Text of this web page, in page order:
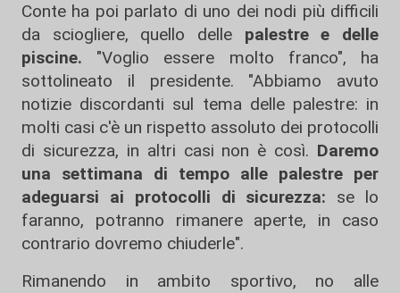
Conte ha poi parlato di uno dei nodi più difficili
da sciogliere, quello delle palestre e delle
piscine. "Voglio essere molto franco", ha
sottolineato il presidente. "Abbiamo avuto
notizie discordanti sul tema delle palestre: in
molti casi c'è un rispetto assoluto dei protocolli
di sicurezza, in altri casi non è così. Daremo
una settimana di tempo alle palestre per
adeguarsi ai protocolli di sicurezza: se lo
faranno, potranno rimanere aperte, in caso
contrario dovremo chiuderle".
Rimanendo in ambito sportivo, no alle